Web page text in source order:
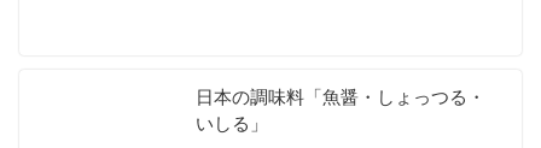
日本の調味料「魚醤・しょっつる・
いしる」